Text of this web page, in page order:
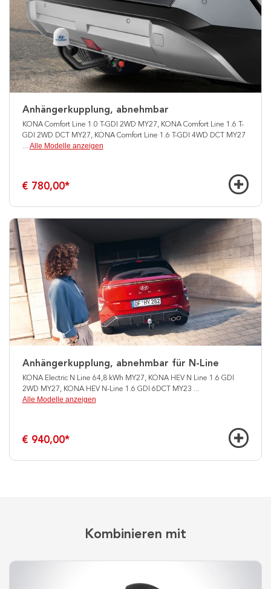
Anhängerkupplung, abnehmbar
KONA Comfort Line 1.0 T-GDI 2WD MY27, KONA Comfort Line 1.6 T-
GDI 2WD DCT MY27, KONA Comfort Line 1.6 T-GDI 4WD DCT MY27
... Alle Modelle anzeigen
€ 780,00*
Anhängerkupplung, abnehmbar für N-Line
KONA Electric N Line 64,8 kWh MY27, KONA HEV N Line 1.6 GDI
2WD MY27, KONA HEV N-Line 1.6 GDI 6DCT MY23 ...
Alle Modelle anzeigen
€ 940,00*
Kombinieren mit